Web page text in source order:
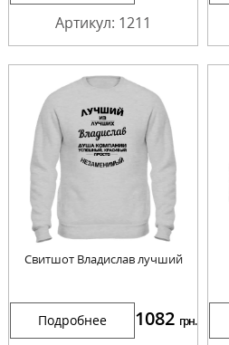
Артикул: 1211
Свитшот Владислав лучший
Подробнее 1082 грн.